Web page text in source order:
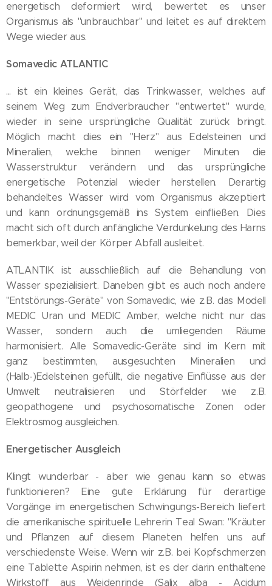
energetisch deformiert wird, bewertet es unser
Organismus als "unbrauchbar" und leitet es auf direktem
Wege wieder aus.
Somavedic ATLANTIC
... ist ein kleines Gerät, das Trinkwasser, welches auf
seinem Weg zum Endverbraucher "entwertet" wurde,
wieder in seine ursprüngliche Qualität zurück bringt.
Möglich macht dies ein "Herz" aus Edelsteinen und
Mineralien, welche binnen weniger Minuten die
Wasserstruktur verändern und das ursprüngliche
energetische Potenzial wieder herstellen. Derartig
behandeltes Wasser wird vom Organismus akzeptiert
und kann ordnungsgemäß ins System einfließen. Dies
macht sich oft durch anfängliche Verdunkelung des Harns
bemerkbar, weil der Körper Abfall ausleitet.
ATLANTIK ist ausschließlich auf die Behandlung von
Wasser spezialisiert. Daneben gibt es auch noch andere
"Entstörungs-Geräte" von Somavedic, wie z.B. das Modell
MEDIC Uran und MEDIC Amber, welche nicht nur das
Wasser, sondern auch die umliegenden Räume
harmonisiert. Alle Somavedic-Geräte sind im Kern mit
ganz bestimmten, ausgesuchten Mineralien und
(Halb-)Edelsteinen gefüllt, die negative Einflüsse aus der
Umwelt neutralisieren und Störfelder wie z.B.
geopathogene und psychosomatische Zonen oder
Elektrosmog ausgleichen.
Energetischer Ausgleich
Klingt wunderbar - aber wie genau kann so etwas
funktionieren? Eine gute Erklärung für derartige
Vorgänge im energetischen Schwingungs-Bereich liefert
die amerikanische spirituelle Lehrerin Teal Swan: "Kräuter
und Pflanzen auf diesem Planeten helfen uns auf
verschiedenste Weise. Wenn wir z.B. bei Kopfschmerzen
eine Tablette Aspirin nehmen, ist es der darin enthaltene
Wirkstoff aus Weidenrinde (Salix alba - Acidum